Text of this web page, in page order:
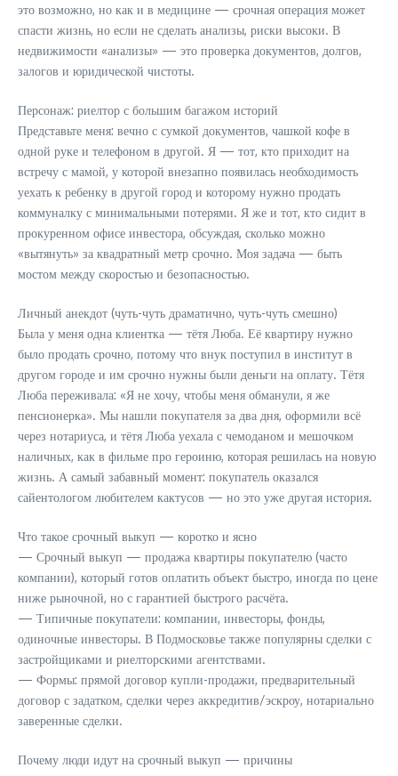
это возможно, но как и в медицине — срочная операция может
спасти жизнь, но если не сделать анализы, риски высоки. В
недвижимости «анализы» — это проверка документов, долгов,
залогов и юридической чистоты.
Персонаж: риелтор с большим багажом историй
Представьте меня: вечно с сумкой документов, чашкой кофе в
одной руке и телефоном в другой. Я — тот, кто приходит на
встречу с мамой, у которой внезапно появилась необходимость
уехать к ребенку в другой город и которому нужно продать
коммуналку с минимальными потерями. Я же и тот, кто сидит в
прокуренном офисе инвестора, обсуждая, сколько можно
«вытянуть» за квадратный метр срочно. Моя задача — быть
мостом между скоростью и безопасностью.
Личный анекдот (чуть-чуть драматично, чуть-чуть смешно)
Была у меня одна клиентка — тётя Люба. Её квартиру нужно
было продать срочно, потому что внук поступил в институт в
другом городе и им срочно нужны были деньги на оплату. Тётя
Люба переживала: «Я не хочу, чтобы меня обманули, я же
пенсионерка». Мы нашли покупателя за два дня, оформили всё
через нотариуса, и тётя Люба уехала с чемоданом и мешочком
наличных, как в фильме про героиню, которая решилась на новую
жизнь. А самый забавный момент: покупатель оказался
сайентологом любителем кактусов — но это уже другая история.
Что такое срочный выкуп — коротко и ясно
— Срочный выкуп — продажа квартиры покупателю (часто
компании), который готов оплатить объект быстро, иногда по цене
ниже рыночной, но с гарантией быстрого расчёта.
— Типичные покупатели: компании, инвесторы, фонды,
одиночные инвесторы. В Подмосковье также популярны сделки с
застройщиками и риелторскими агентствами.
— Формы: прямой договор купли-продажи, предварительный
договор с задатком, сделки через аккредитив/эскроу, нотариально
заверенные сделки.
Почему люди идут на срочный выкуп — причины